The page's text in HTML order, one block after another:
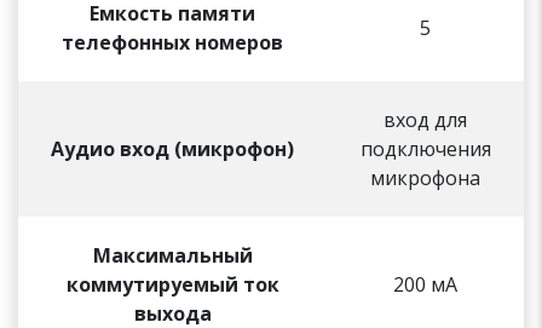
Емкость памяти
телефонных номеров
5
Аудио вход (микрофон)
вход для
подключения
микрофона
Максимальный
коммутируемый ток
выхода
200 мА